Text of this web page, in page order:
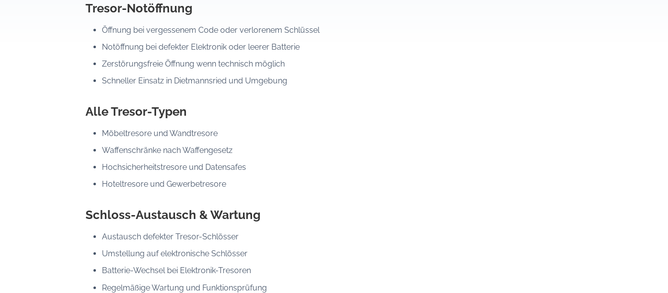
Tresor-Notöffnung
Öffnung bei vergessenem Code oder verlorenem Schlüssel
Notöffnung bei defekter Elektronik oder leerer Batterie
Zerstörungsfreie Öffnung wenn technisch möglich
Schneller Einsatz in Dietmannsried und Umgebung
Alle Tresor-Typen
Möbeltresore und Wandtresore
Waffenschränke nach Waffengesetz
Hochsicherheitstresore und Datensafes
Hoteltresore und Gewerbetresore
Schloss-Austausch & Wartung
Austausch defekter Tresor-Schlösser
Umstellung auf elektronische Schlösser
Batterie-Wechsel bei Elektronik-Tresoren
Regelmäßige Wartung und Funktionsprüfung